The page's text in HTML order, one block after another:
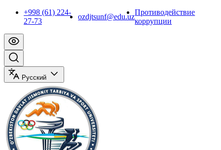
+998 (61) 224-
27-73
ozdjtsunf@edu.uz
Противодействие
коррупции
Русский